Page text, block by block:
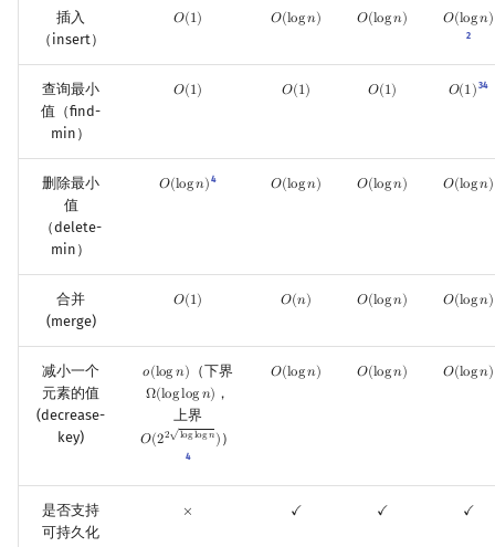
GUIDE
Code::Blocks
LaTeX 入门 锦标赛排序
排序应用
动态 DP
DP 套 DP
DP 优化
其它 DP 方法
后缀自动机 (SAM)
广义后缀自动机
后缀树
Manacher
回文树
序列自动机
最小表示法
Lyndon 分解
Main–Lorentz 算法
中国剩余定理
卢卡斯定理
二次剩余
阶 & 原根
数论分块
多项式与生成函数 符号化方法
普通生成函数
分拆数
图论计数
线性代数
Jordan标准型
线性规划
抽象代数
概率论
博弈论
数值算法
杨氏矩阵
树哈希
环计数问题
最小环
2-SAT
欧拉图
哈密顿图
二分图
弦图
随机增量法
计算几何杂项
表达式求值
主元素问题
Garsia–Wachs 算法
15-puzzle
Kahan 求和
珂朵莉树/颜色段均摊
空间优化简介
插入
（insert）
𝑂(1)
O(1) 𝑂(log𝑛)
O(logn) 𝑂(log𝑛)
O(logn) 𝑂(log𝑛)
O(logn)
2
查询最小
值（find-
min）
𝑂(1)
O(1) 𝑂(1)
O(1) 𝑂(1)
O(1) 𝑂(1)
O(1) 34
删除最小
值
（delete-
min）
𝑂(log𝑛)
O(logn) 4 𝑂(log𝑛)
O(logn) 𝑂(log𝑛)
O(logn) 𝑂(log𝑛)
O(logn)
合并
(merge)
𝑂(1)
O(1) 𝑂(𝑛)
O(n) 𝑂(log𝑛)
O(logn) 𝑂(log𝑛)
O(logn)
减小一个
元素的值
(decrease-
key)
𝑜(log𝑛)
o(log n) （下界
Ω(loglog𝑛)
Ω(loglog n) ，
上界
𝑂(22√loglog𝑛)
O(22loglogn) ）
4
𝑂(log𝑛)
O(logn) 𝑂(log𝑛)
O(logn) 𝑂(log𝑛)
O(logn)
是否支持
可持久化
×
× ✓
✓ ✓
✓ ✓
✓